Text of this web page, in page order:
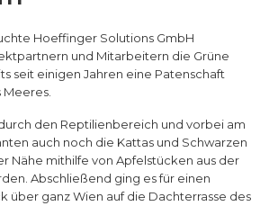
Hoeffinger Solutions GmbH
und Mitarbeitern die Grüne
seit einigen Jahren eine Patenschaft
den Reptilienbereich und vorbei am
auch noch die Kattas und Schwarzen
Nähe mithilfe von Apfelstücken aus der
Abschließend ging es für einen
über ganz Wien auf die Dachterrasse des